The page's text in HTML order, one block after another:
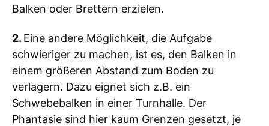
Balken oder Brettern erzielen.
2. Eine andere Möglichkeit, die Aufgabe
schwieriger zu machen, ist es, den Balken in
einem größeren Abstand zum Boden zu
verlagern. Dazu eignet sich z.B. ein
Schwebebalken in einer Turnhalle. Der
Phantasie sind hier kaum Grenzen gesetzt, je